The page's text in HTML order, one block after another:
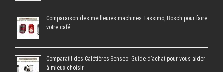
Comparaison des meilleures machines Tassimo, Bosch pour faire
votre café
Comparatif des Cafétières Senseo: Guide d’achat pour vous aider
à mieux choisir